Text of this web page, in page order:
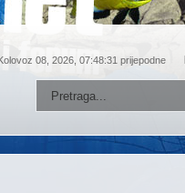
08, 2026, 07:48:31 prijepodne